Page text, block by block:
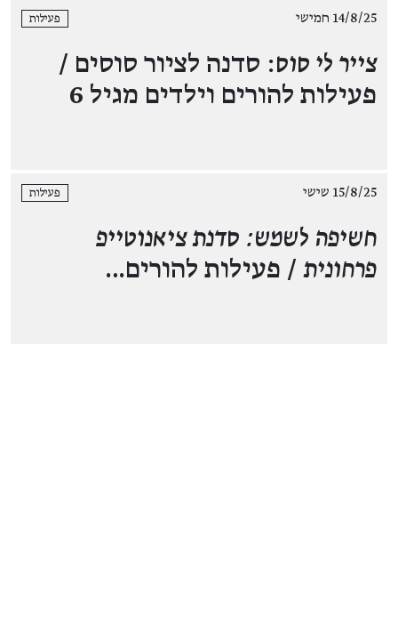
14/8/25 חמישי פעילות
צייר לי סוס: סדנה לציור סוסים /
פעילות להורים וילדים מגיל 6
15/8/25 שישי פעילות
חשיפה לשמש: סדנת ציאנוטייפ
פרחונית / פעילות להורים…